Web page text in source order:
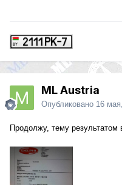
ML Austria
Опубликовано 16
Продолжу, тему результатом